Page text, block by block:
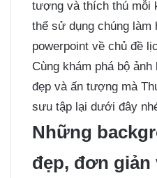
tượng và thích thú mỗi
thể sử dụng chúng làm
powerpoint về chủ đề
Cùng khám phá bộ
đẹp và ấn tượng mà
sưu tập lại dưới đây
Những
đẹp, đơn giản